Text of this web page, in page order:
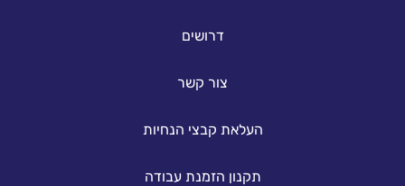
דרושים
צור קשר
העלאת קבצי הנחיות
תקנון הזמנת עבודה